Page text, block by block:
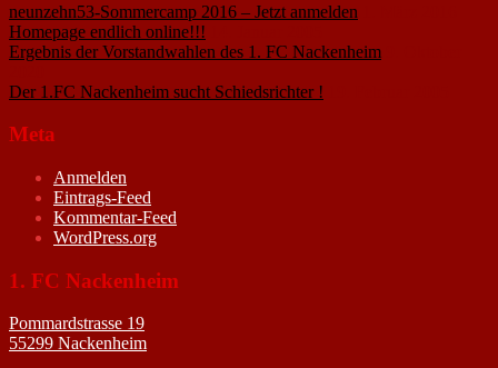
neunzehn53-Sommercamp 2016 – Jetzt anmelden
Homepage endlich online!!!
Ergebnis der Vorstandwahlen des 1. FC Nackenheim
Der 1.FC Nackenheim sucht Schiedsrichter !
Meta
Anmelden
Eintrags-Feed
Kommentar-Feed
WordPress.org
1. FC Nackenheim
Pommardstrasse 19
55299 Nackenheim